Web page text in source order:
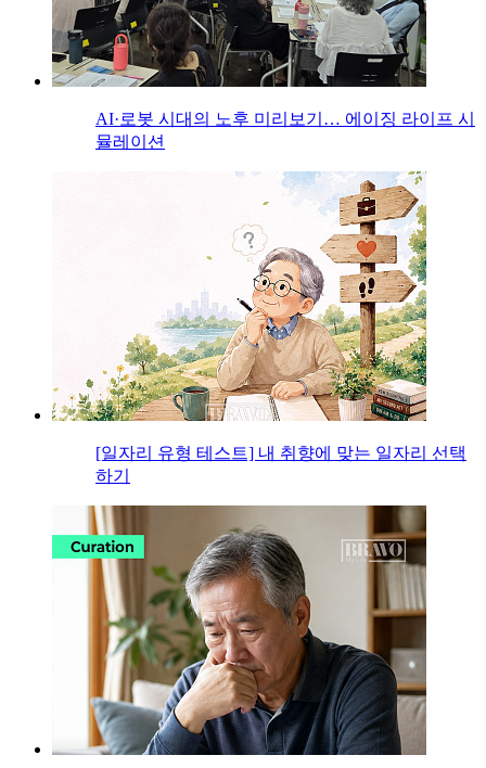
AI·로봇 시대의 노후 미리보기… 에이징 라이프 시
뮬레이션
[일자리 유형 테스트] 내 취향에 맞는 일자리 선택
하기